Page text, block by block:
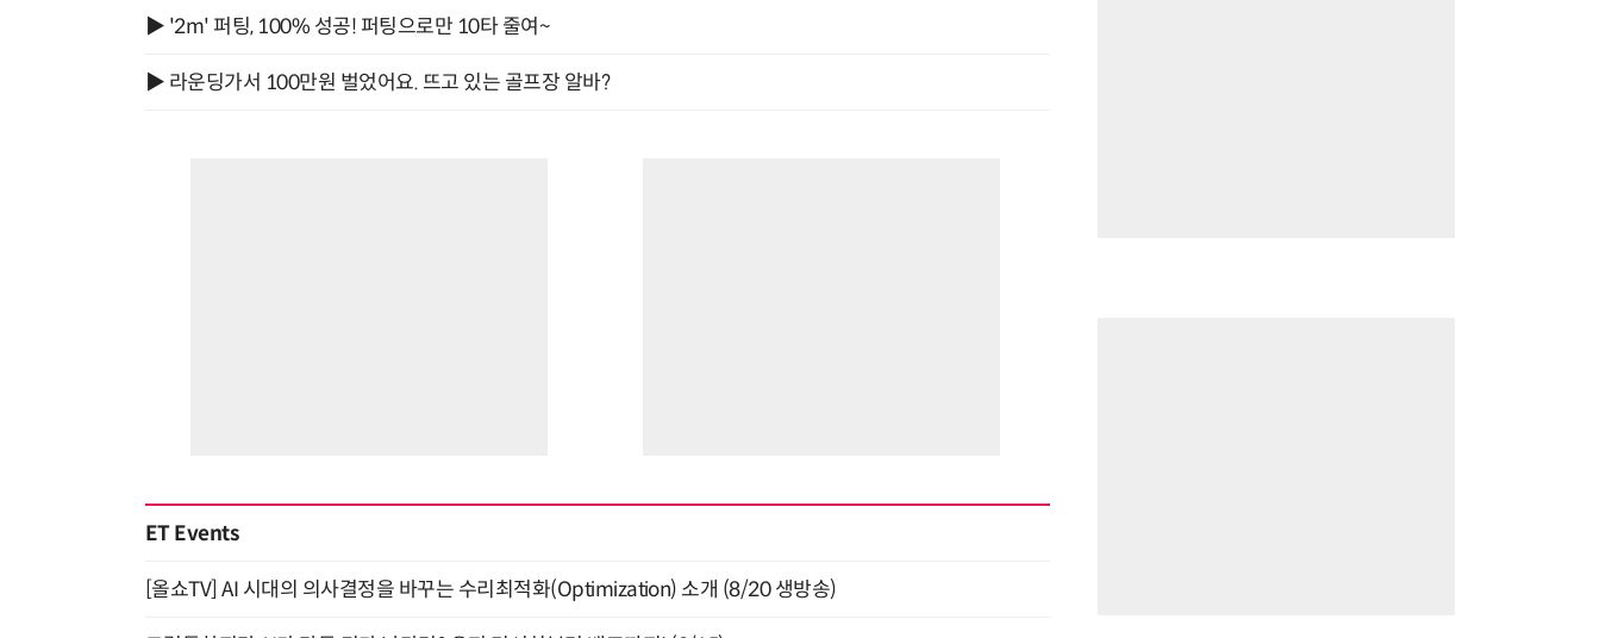
▶ '2m' 퍼팅, 100% 성공! 퍼팅으로만 10타 줄여~
▶ 라운딩가서 100만원 벌었어요. 뜨고 있는 골프장 알바?
ET Events
[올쇼TV] AI 시대의 의사결정을 바꾸는 수리최적화(Optimization) 소개 (8/20 생방송)